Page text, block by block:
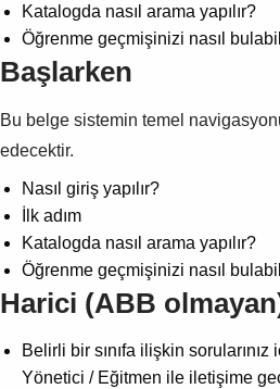
Katalogda nasıl arama yapılır?
Öğrenme geçmişinizi nasıl
Başlarken
Bu belge sistemin temel
edecektir.
Nasıl giriş yapılır?
İlk adım
Katalogda nasıl arama yapılır?
Öğrenme geçmişinizi nasıl
Harici (ABB
Belirli bir sınıfa ilişkin
Yönetici / Eğitmen ile iletişime